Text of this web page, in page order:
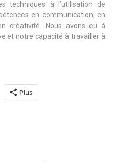
techniques à l’utilisation de
en communication, en
créativité. Nous avons eu à
et notre capacité à travailler à
Plus